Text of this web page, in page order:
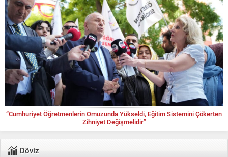
“Cumhuriyet Öğretmenlerin Omuzunda Yükseldi, Eğitim Sistemini Çökerten
Zihniyet Değişmelidir”
Döviz